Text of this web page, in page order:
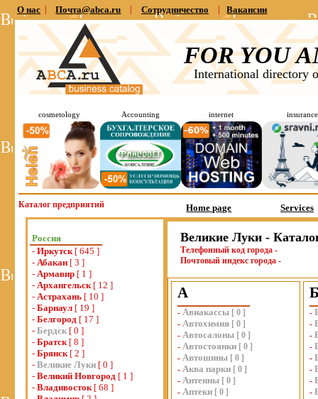
О нас Почта@abca.ru Сотрудничество Вакансии
FOR YOU
International directory
cosmetology Accounting internet insurance
Каталог предприятий Home page Services
Россия
- Иркутск[ 645 ]
- Абакан [ 3 ]
- Армавир [ 1 ]
- Архангельск[ 12 ]
- Астрахань [ 10 ]
- Барнаул [ 19 ]
- Белгород [ 17 ]
- Бердск [ 0 ]
- Братск[ 8 ]
- Брянск[ 2 ]
- Великие Луки [ 0 ]
- Великий Новгород [ 1 ]
- Владивосток[ 68 ]
Великие Луки -
Телефонный код города -
Почтовый индекс города -
А
- Авиакассы [ 0 ]
- Автохимия [ 0 ]
- Автосалоны [ 0 ]
- Автостоянки [ 0 ]
- Автошины [ 0 ]
- Аква парки [ 0 ]
- Антенны [ 0 ]
- Аптеки [ 0 ]
-
-
-
-
-
-
-
-